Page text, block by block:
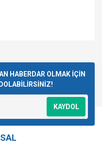
ederiz.
görüntülenemiyor.
bulunuyor.
pahalı.
HABERDAR OLMAK İÇİN
KAYDOL